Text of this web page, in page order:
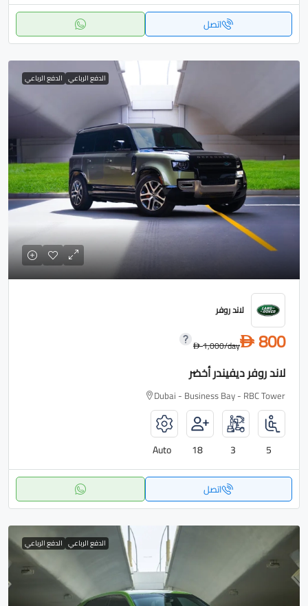
اتصل
الدفع الرباعي الدفع الرباعي
لاند روفر
D 800
D1,000/day
لاند روفر ديفيندر أخضر
Dubai - Business Bay - RBC Tower
5
3
18
Auto
اتصل
الدفع الرباعي الدفع الرباعي